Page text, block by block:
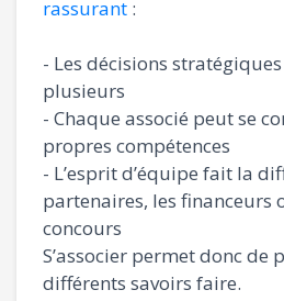
rassurant :
- Les décisions
plusieurs
- Chaque associé peut se
propres compétences
- L’esprit d’équipe fait la
partenaires, les financeurs
concours
S’associer permet donc de
différents savoirs faire.